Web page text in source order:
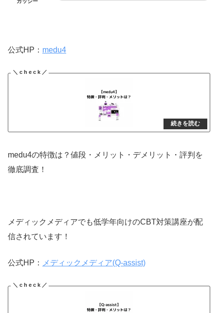
公式HP： medu4
medu4の特徴は？値段・メリット・デメリット・評判を
徹底調査！
メディックメディアでも低学年向けのCBT対策講座が配
信されています！
公式HP： メディックメディア(Q-assist)